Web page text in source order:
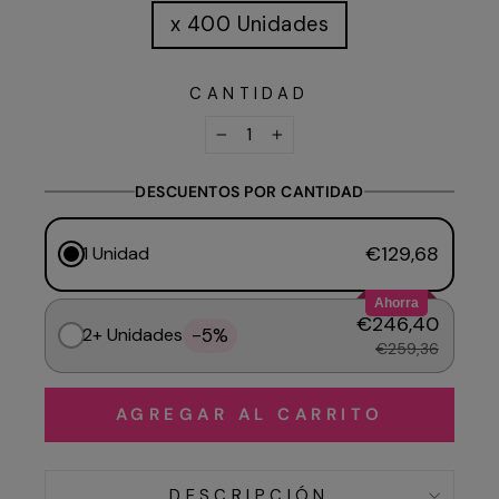
x 400 Unidades
CANTIDAD
DESCUENTOS POR CANTIDAD
1 Unidad €129,68
Ahorra
2+ Unidades -5% €246,40
€259,36
AGREGAR AL CARRITO